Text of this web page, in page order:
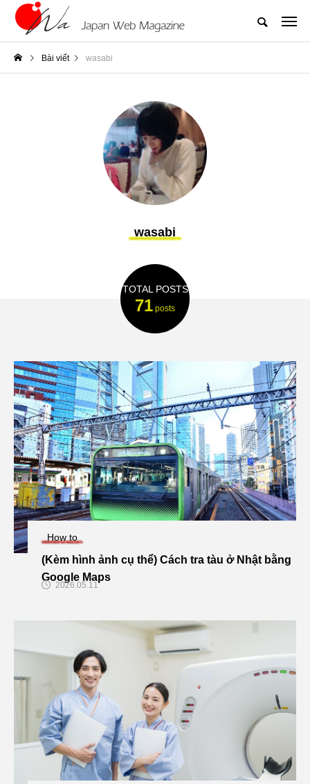
Bài viết wasabi
wasabi
TOTAL POSTS
71 posts
How to
(Kèm hình ảnh cụ thể) Cách tra tàu ở Nhật bằng
Google Maps
2026.05.11